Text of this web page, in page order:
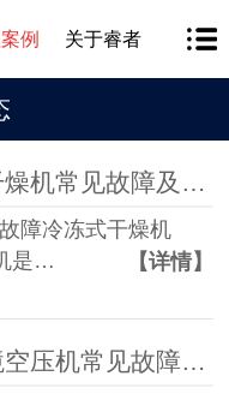
例 关于睿者
冷冻式干燥机常见故障及维修
障冷冻式干燥机
是…
【详情】
高温环境空压机常见故障及应对措施都在这里！